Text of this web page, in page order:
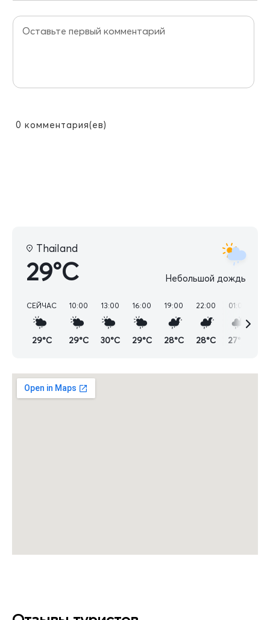
0 комментария(ев)
Thailand
29°C Небольшой дождь
СЕЙЧАС
29°C
10:00
29°C
13:00
30°C
16:00
29°C
19:00
28°C
22:00
28°C
01:00
27°C